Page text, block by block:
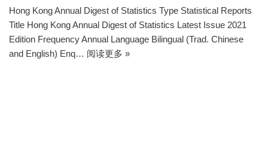
Hong Kong Annual Digest of Statistics Type Statistical Reports
Title Hong Kong Annual Digest of Statistics Latest Issue 2021
Edition Frequency Annual Language Bilingual (Trad. Chinese
and English) Enq… 阅读更多 »